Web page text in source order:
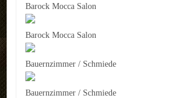
Barock Mocca Salon
Barock Mocca Salon
Bauernzimmer / Schmiede
Bauernzimmer / Schmiede